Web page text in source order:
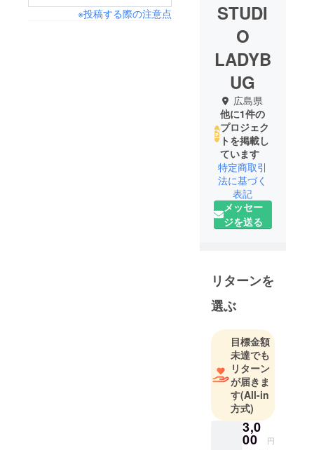
※投稿する際の注意点
STUDI
O
LADYB
UG
広島県
他に1件の
プロジェク
トを掲載し
ています
特定商取引
法に基づく
表記
メッセー
ジを送る
リターンを
選ぶ
目標金額
未達でも
リターン
が届きま
す(All-in
方式)
3,0
00 円